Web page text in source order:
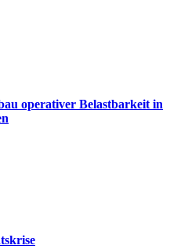
operativer Belastbarkeit in